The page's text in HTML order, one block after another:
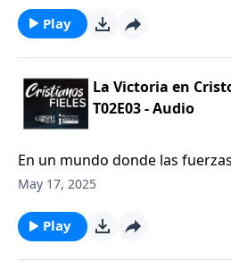
que ya no está entre nosotros,
mucho esfuerzo de tu parte
Play
La Victoria en
T02E03 - Audio
En un mundo donde las
dominar cada rincón, es fácil
que Satanás ha sido vencido;
sellada en la cruz.
May 17, 2025
Play